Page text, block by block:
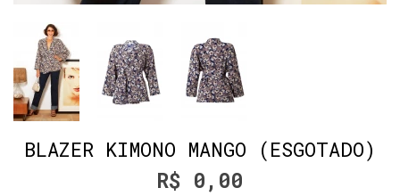
BLAZER KIMONO MANGO (ESGOTADO)
R$ 0,00